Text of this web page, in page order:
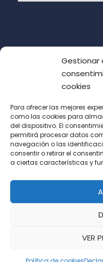
Gestionar
cookies
Para ofrecer las mejores
como las cookies para
del dispositivo. El
permitirá procesar datos
navegación o las
consentir o retirar el
a ciertas características y
VER
Acepto las